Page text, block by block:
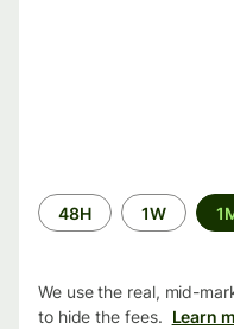
Time
period
48H 1W
We use the real, mid-
to hide the fees. Learn